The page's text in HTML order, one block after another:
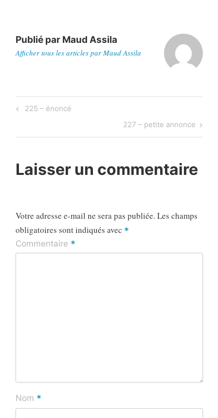
Publié par Maud Assila
Afficher tous les articles par Maud Assila
Navigation
Previous
225 – énoncé
Next
Post
227 – petite annonce
Laisser un commentaire
Votre adresse e-mail ne sera pas publiée. Les champs
obligatoires sont indiqués avec *
Commentaire *
Nom *